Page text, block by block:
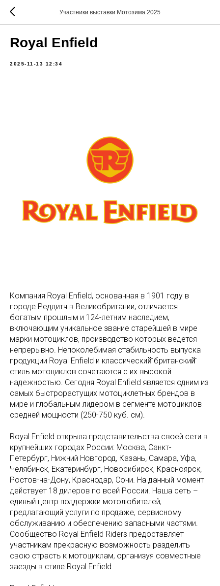
Участники выставки Мотозима 2025
Royal Enfield
2025-11-13 12:34
Компания Royal Enfield, основанная в 1901 году в
городе Реддитч в Великобритании, отличается
богатым прошлым и 124-летним наследием,
включающим уникальное звание старейшей в мире
марки мотоциклов, производство которых ведется
непрерывно. Непоколебимая стабильность выпуска
продукции Royal Enfield и классический̆ британский̆
стиль мотоциклов сочетаются с их высокой
надежностью. Сегодня Royal Enfield является одним из
самых быстрорастущих мотоциклетных брендов в
мире и глобальным лидером в сегменте мотоциклов
средней мощности (250-750 куб. см).
Royal Enfield открыла представительства своей сети в
крупнейших городах России: Москва, Санкт-
Петербург, Нижний Новгород, Казань, Самара, Уфа,
Челябинск, Екатеринбург, Новосибирск, Красноярск,
Ростов-на-Дону, Краснодар, Сочи. На данный момент
действует 18 дилеров по всей России. Наша сеть –
единый центр поддержки мотолюбителей,
предлагающий услуги по продаже, сервисному
обслуживанию и обеспечению запасными частями.
Сообщество Royal Enfield Riders предоставляет
участникам прекрасную возможность разделить
свою страсть к мотоциклам, организуя совместные
заезды в стиле Royal Enfield.